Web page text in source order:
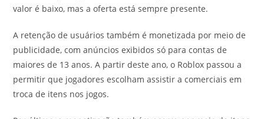
valor é baixo, mas a oferta está sempre presente.
A retenção de usuários também é monetizada por meio de
publicidade, com anúncios exibidos só para contas de
maiores de 13 anos. A partir deste ano, o Roblox passou a
permitir que jogadores escolham assistir a comerciais em
troca de itens nos jogos.